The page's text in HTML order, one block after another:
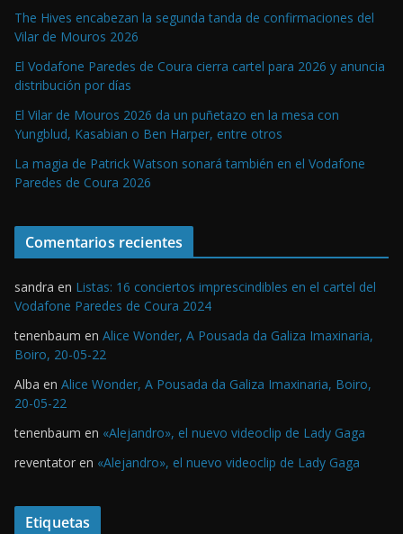
The Hives encabezan la segunda tanda de confirmaciones del
Vilar de Mouros 2026
El Vodafone Paredes de Coura cierra cartel para 2026 y anuncia
distribución por días
El Vilar de Mouros 2026 da un puñetazo en la mesa con
Yungblud, Kasabian o Ben Harper, entre otros
La magia de Patrick Watson sonará también en el Vodafone
Paredes de Coura 2026
Comentarios recientes
sandra en Listas: 16 conciertos imprescindibles en el cartel del
Vodafone Paredes de Coura 2024
tenenbaum en Alice Wonder, A Pousada da Galiza Imaxinaria,
Boiro, 20-05-22
Alba en Alice Wonder, A Pousada da Galiza Imaxinaria, Boiro,
20-05-22
tenenbaum en «Alejandro», el nuevo videoclip de Lady Gaga
reventator en «Alejandro», el nuevo videoclip de Lady Gaga
Etiquetas